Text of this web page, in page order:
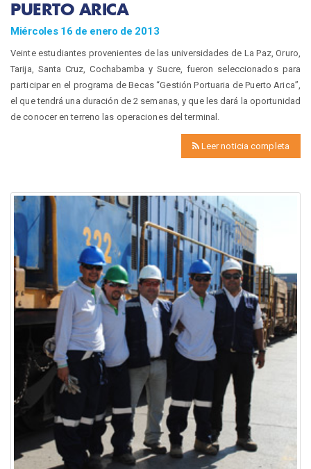
PUERTO ARICA
Miércoles 16 de enero de 2013
Veinte estudiantes provenientes de las universidades de La Paz, Oruro,
Tarija, Santa Cruz, Cochabamba y Sucre, fueron seleccionados para
participar en el programa de Becas “Gestión Portuaria de Puerto Arica”,
el que tendrá una duración de 2 semanas, y que les dará la oportunidad
de conocer en terreno las operaciones del terminal.
Leer noticia completa